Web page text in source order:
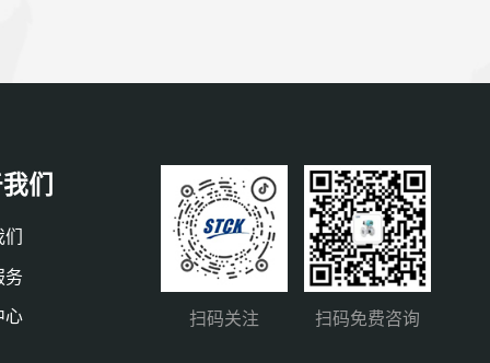
们
务
心 扫码关注 扫码免费咨询